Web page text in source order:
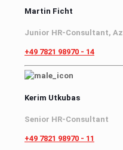
Martin Ficht
Junior HR-Consultant,
+49 7821 98970 - 14
Kerim Utkubas
Senior HR-Consultant
+49 7821 98970 - 11